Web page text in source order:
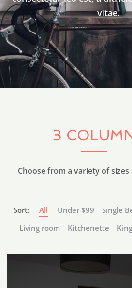
vitae.
3
Choose from a variety of sizes
Sort: All Under $99 Single
Living room
Kitchenette King